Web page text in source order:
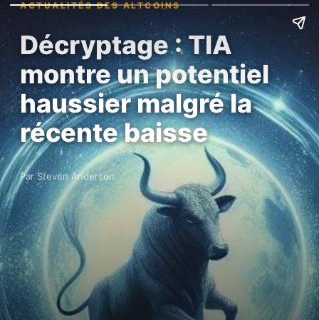
ACTUALITÉS DES ALTCOINS
Décryptage : TIA
montre un potentiel
haussier malgré la
récente baisse
Par Steven Anderson